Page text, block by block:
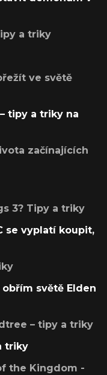
a triky
ve světě
tipy a triky na
začínajících
3? Tipy a triky
se vyplatí koupit,
světě Elden
– tipy a triky
triky
the Kingdom -